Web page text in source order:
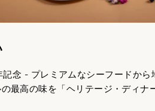
念 - プレミアムなシーフードから
最高の味を「ヘリテージ・ディナ